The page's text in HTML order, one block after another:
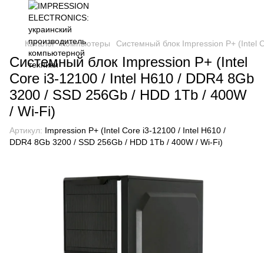
Каталог Компьютеры Системный блок Impression P+ (Intel
Системный блок Impression P+ (Intel
Core i3-12100 / Intel H610 / DDR4 8Gb
3200 / SSD 256Gb / HDD 1Tb / 400W
/ Wi-Fi)
Артикул: Impression P+ (Intel Core i3-12100 / Intel H610 /
DDR4 8Gb 3200 / SSD 256Gb / HDD 1Tb / 400W / Wi-Fi)